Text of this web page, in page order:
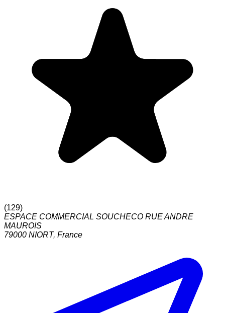
(129)
ESPACE COMMERCIAL SOUCHECO RUE ANDRE
MAUROIS
79000 NIORT, France